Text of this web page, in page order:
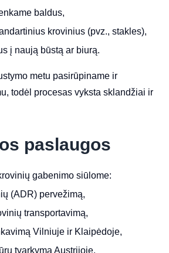
baldus,
krovinius (pvz., stakles),
į naują būstą ar biurą.
metu pasirūpiname ir
todėl procesas vyksta sklandžiai ir
paslaugos
gabenimo siūlome:
(ADR) pervežimą,
transportavimą,
Vilniuje ir Klaipėdoje,
tvarkymą Austrijoje,